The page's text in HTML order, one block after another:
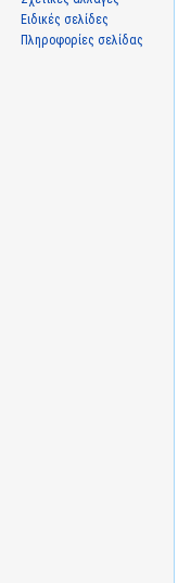
Ειδικές σελίδες
Πληροφορίες σελίδας